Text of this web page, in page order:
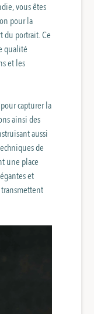
vous êtes
pour la
du portrait. Ce
qualité
et les
capturer la
ainsi des
aussi
de
une place
et